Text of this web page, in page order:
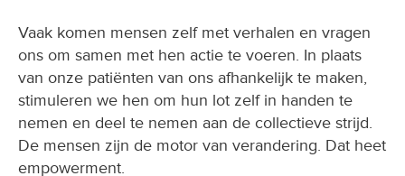
Vaak komen mensen zelf met verhalen en vragen
ons om samen met hen actie te voeren. In plaats
van onze patiënten van ons afhankelijk te maken,
stimuleren we hen om hun lot zelf in handen te
nemen en deel te nemen aan de collectieve strijd.
De mensen zijn de motor van verandering. Dat heet
empowerment.